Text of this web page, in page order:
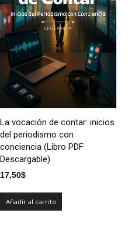
La vocación de contar: inicios
del periodismo con
conciencia (Libro PDF
Descargable)
17,50$
Añadir al carrito